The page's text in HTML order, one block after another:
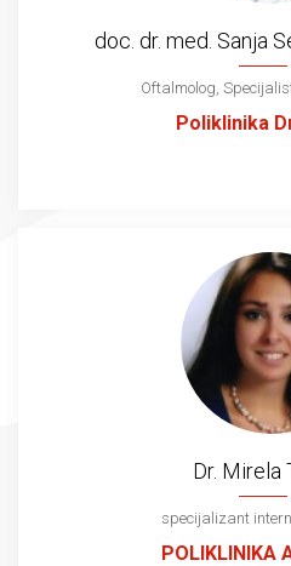
doc. dr. med. Sanja
Oftalmolog,
Poliklinika
Dr. Mirela
specijalizant
POLIKLINIKA